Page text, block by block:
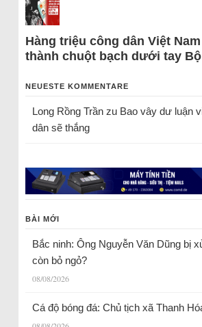
Hàng triệu công dân Việt
thành chuột bạch dưới tay
NEUESTE KOMMENTARE
Long Rồng Trầnzu Bao vây dư luận
dân sẽ thắng
BÀI MỚI
Bắc ninh: Ông Nguyễn Văn Dũng bị
còn bỏ ngỏ?
08/08/2026
Cá độ bóng đá: Chủ tịch xã Thanh